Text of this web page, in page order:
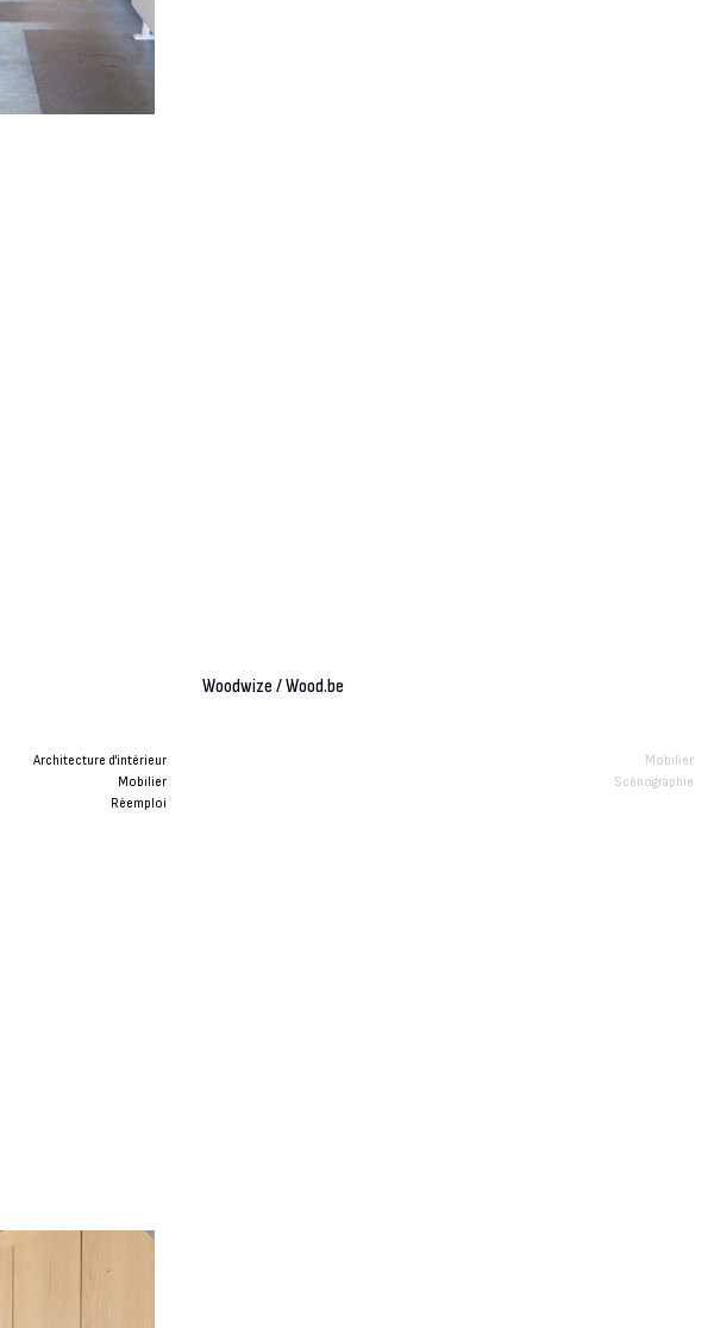
Woodwize / Wood.be
Architecture d'intérieur
Mobilier
Réemploi
Mobilier
Scénographie